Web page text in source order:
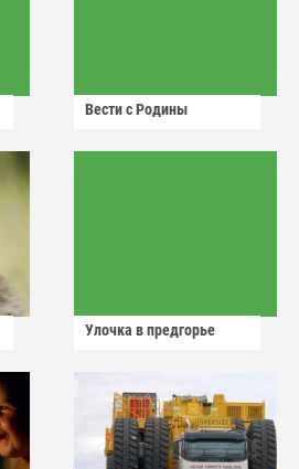
Вести с Родины
Улочка в предгорье